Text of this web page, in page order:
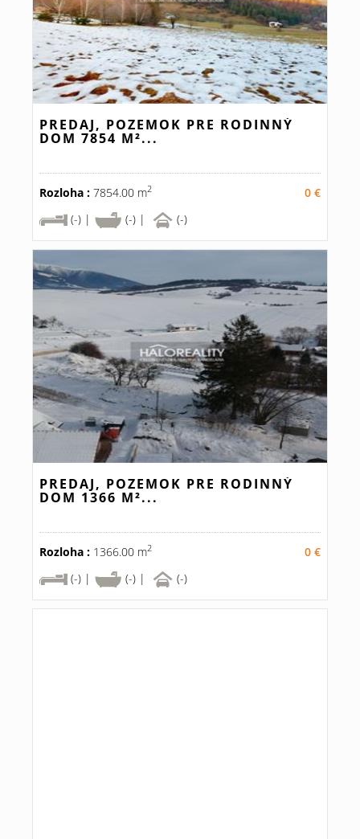
PREDAJ, POZEMOK PRE RODINNÝ
DOM 7854 M²...
Rozloha : 7854.00 m2
0 €
(-) |
(-) | (-)
PREDAJ, POZEMOK PRE RODINNÝ
DOM 1366 M²...
Rozloha : 1366.00 m2
0 €
(-) |
(-) | (-)